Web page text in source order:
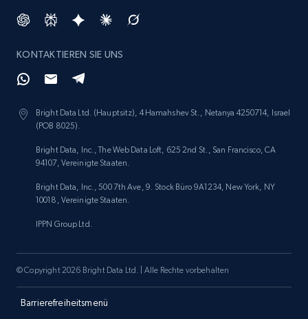
KONTAKTIEREN SIE UNS
Bright Data Ltd. (Hauptsitz), 4 Hamahshev St., Netanya 4250714, Israel
(POB 8025).
Bright Data, Inc., The Web Data Loft, 625 2nd St., San Francisco, CA
94107, Vereinigte Staaten.
Bright Data, Inc., 500 7th Ave, 9. Stock Büro 9A1234, New York, NY
10018, Vereinigte Staaten.
IPPN Group Ltd.
Barrierefreiheitsmenü
© Copyright 2026 Bright Data Ltd. | Alle Rechte vorbehalten